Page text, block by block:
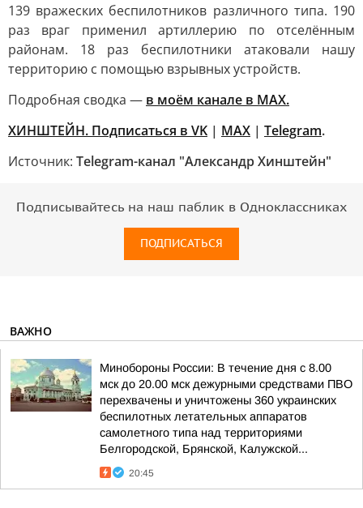
139 вражеских беспилотников различного типа. 190
раз враг применил артиллерию по отселённым
районам. 18 раз беспилотники атаковали нашу
территорию с помощью взрывных устройств.
Подробная сводка — в моём канале в MAX.
ХИНШТЕЙН. Подписаться в VK | MAX | Telegram.
Источник: Telegram-канал "Александр Хинштейн"
Подписывайтесь на наш паблик в Одноклассниках
ПОДПИСАТЬСЯ
ВАЖНО
Минобороны России: В течение дня с 8.00
мск до 20.00 мск дежурными средствами ПВО
перехвачены и уничтожены 360 украинских
беспилотных летательных аппаратов
самолетного типа над территориями
Белгородской, Брянской, Калужской...
20:45